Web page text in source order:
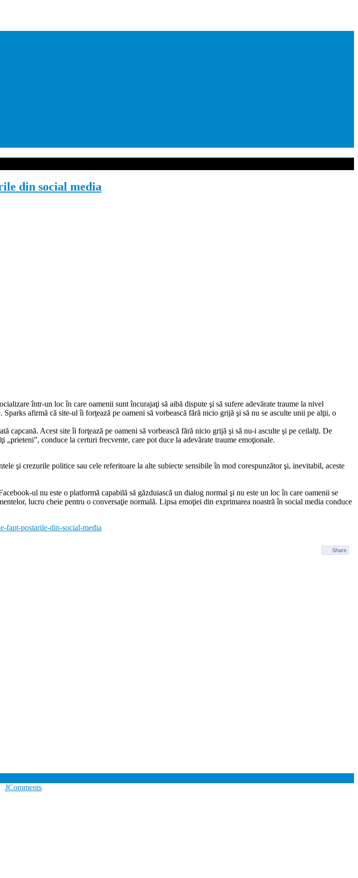
din social media
într-un loc în care oamenii sunt încurajaţi să aibă dispute şi să sufere adevărate traume la nivel
afirmă că site-ul îi forţează pe oameni să vorbească fără nicio grijă şi să nu se asculte unii pe alţii, o
Acest site îi forţează pe oameni să vorbească fără nicio grijă şi să nu-i asculte şi pe ceilalţi. De
„prieteni”, conduce la certuri frecvente, care pot duce la adevărate traume emoţionale.
şi crezurile politice sau cele referitoare la alte subiecte sensibile în mod corespunzător şi, inevitabil, aceste
ul nu este o platformă capabilă să găzduiască un dialog normal şi nu este un loc în care oamenii se
lucru cheie pentru o conversaţie normală. Lipsa emoţiei din exprimarea noastră în social media conduce
fapt-postarile-din-social-media
Share
JComments